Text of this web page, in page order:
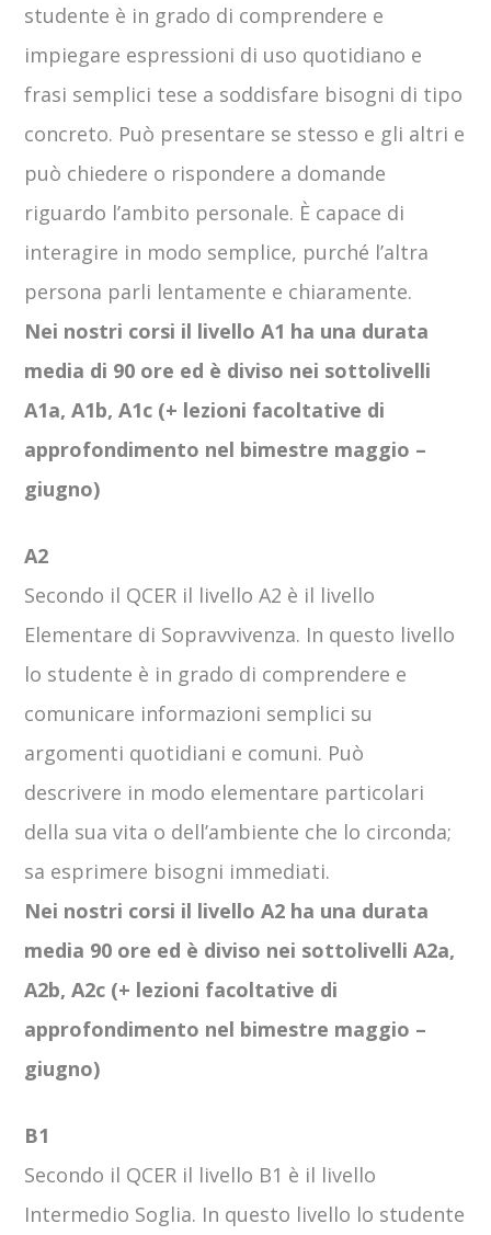
studente è in grado di comprendere e
impiegare espressioni di uso quotidiano e
frasi semplici tese a soddisfare bisogni di tipo
concreto. Può presentare se stesso e gli altri e
può chiedere o rispondere a domande
riguardo l’ambito personale. È capace di
interagire in modo semplice, purché l’altra
persona parli lentamente e chiaramente.
Nei nostri corsi il livello A1 ha una durata
media di 90 ore ed è diviso nei sottolivelli
A1a, A1b, A1c (+ lezioni facoltative di
approfondimento nel bimestre maggio –
giugno)
A2
Secondo il QCER il livello A2 è il livello
Elementare di Sopravvivenza. In questo livello
lo studente è in grado di comprendere e
comunicare informazioni semplici su
argomenti quotidiani e comuni. Può
descrivere in modo elementare particolari
della sua vita o dell’ambiente che lo circonda;
sa esprimere bisogni immediati.
Nei nostri corsi il livello A2 ha una durata
media 90 ore ed è diviso nei sottolivelli A2a,
A2b, A2c (+ lezioni facoltative di
approfondimento nel bimestre maggio –
giugno)
B1
Secondo il QCER il livello B1 è il livello
Intermedio Soglia. In questo livello lo studente